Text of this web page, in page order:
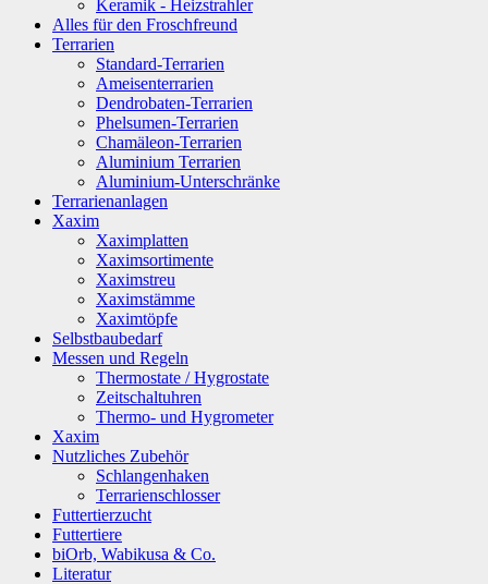
Keramik - Heizstrahler
Alles für den Froschfreund
Terrarien
Standard-Terrarien
Ameisenterrarien
Dendrobaten-Terrarien
Phelsumen-Terrarien
Chamäleon-Terrarien
Aluminium Terrarien
Aluminium-Unterschränke
Terrarienanlagen
Xaxim
Xaximplatten
Xaximsortimente
Xaximstreu
Xaximstämme
Xaximtöpfe
Selbstbaubedarf
Messen und Regeln
Thermostate / Hygrostate
Zeitschaltuhren
Thermo- und Hygrometer
Xaxim
Nutzliches Zubehör
Schlangenhaken
Terrarienschlosser
Futtertierzucht
Futtertiere
biOrb, Wabikusa & Co.
Literatur